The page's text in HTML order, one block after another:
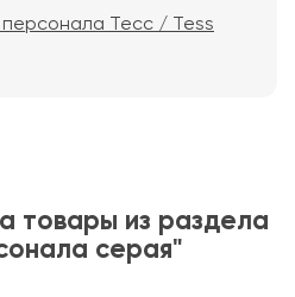
Тесс / Tess
товары из раздела
серая"